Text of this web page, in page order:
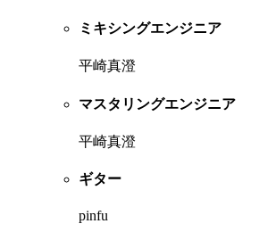
ミキシングエンジニア
平崎真澄
マスタリングエンジニア
平崎真澄
ギター
pinfu